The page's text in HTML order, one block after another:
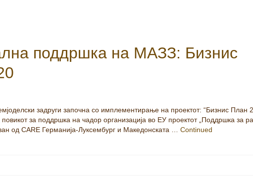
поддршка на МАЗЗ: Бизнис
задруги започна со имплементирање на проектот: “Бизнис План
за поддршка на чадор организација во ЕУ проектот „Поддршка за
од CARE Германија-Луксембург и Македонската … Continued